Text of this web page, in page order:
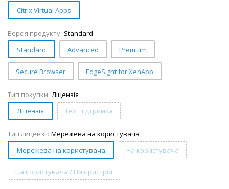
Citrix Virtual Apps
Версія продукту: Standard
Standard
Advanced Premium
Secure Browser EdgeSight for XenApp
Тип покупки: Ліцензія
Ліцензія
Тех. підтримка
Тип лицензії: Мережева на користувача
Мережева на користувача
На користувача
На користувача / На пристрій